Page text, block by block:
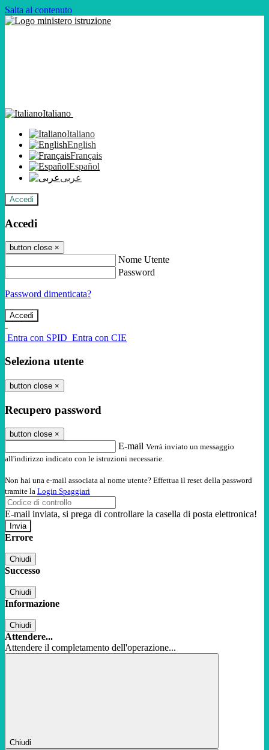
Salta al contenuto
Italiano
Italiano
English
Français
Español
عربى
Accedi
Accedi
button close ×
Nome Utente
Password
Password dimenticata?
-
Entra con SPID Entra con CIE
Seleziona utente
button close ×
Recupero password
button close ×
E-mail Verrà inviato un messaggio
all'indirizzo indicato con le istruzioni necessarie.
Non hai una e-mail associata al nome utente? Effettua il reset della password
tramite la Login Spaggiari
E-mail inviata, si prega di controllare la casella di posta elettronica!
Errore
Chiudi
Successo
Chiudi
Informazione
Chiudi
Attendere...
Attendere il completamento dell'operazione...
Chiudi